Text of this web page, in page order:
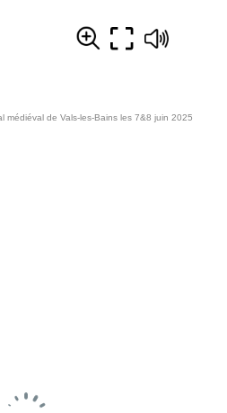
médiéval de Vals-les-Bains les 7&8 juin 2025